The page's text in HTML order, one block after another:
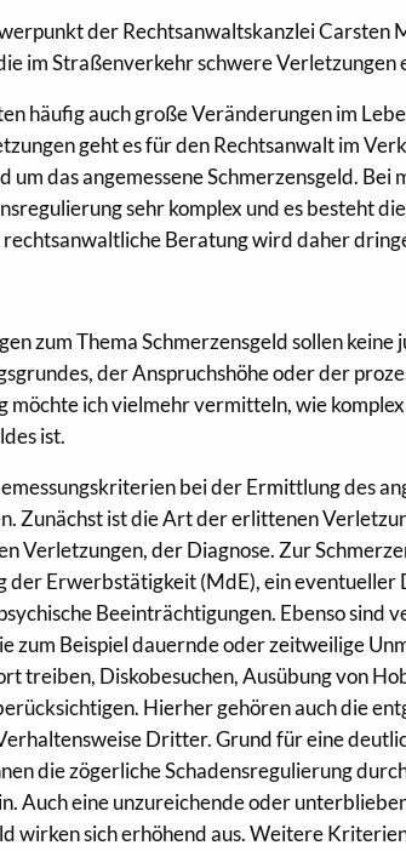
der Rechtsanwaltskanzlei Carsten
im Straßenverkehr schwere Verletzungen
häufig auch große Veränderungen im
geht es für den Rechtsanwalt im
um das angemessene Schmerzensgeld.
sehr komplex und es besteht
rechtsanwaltliche Beratung wird daher
zum Thema Schmerzensgeld sollen keine
der Anspruchshöhe oder der
ich vielmehr vermitteln, wie komplex
ist.
bei der Ermittlung des
Zunächst ist die Art der erlittenen
Verletzungen, der Diagnose. Zur
der Erwerbstätigkeit (MdE), ein eventueller
Beeinträchtigungen. Ebenso sind
zum Beispiel dauernde oder zeitweilige
treiben, Diskobesuchen, Ausübung von
Hierher gehören auch die
Dritter. Grund für eine
die zögerliche Schadensregulierung
Auch eine unzureichende oder
wirken sich erhöhend aus. Weitere